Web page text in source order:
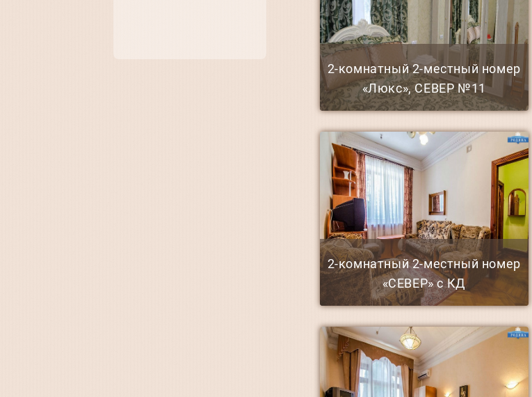
2-комнатный 2-местный номер
«Люкс», СЕВЕР №11
2-комнатный 2-местный номер
«СЕВЕР» с КД